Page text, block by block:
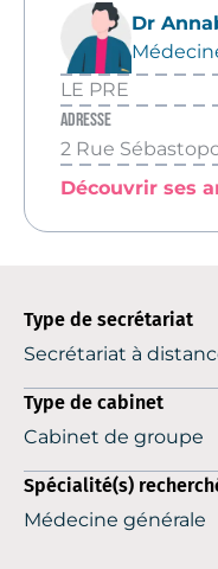
Dr
LE PRE
Adresse
2 Rue
Découvrir ses
Type de secrétariat
Secrétariat à
Type de cabinet
Cabinet de groupe
Spécialité(s)
Médecine générale